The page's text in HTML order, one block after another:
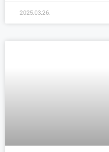
2025.03.26.